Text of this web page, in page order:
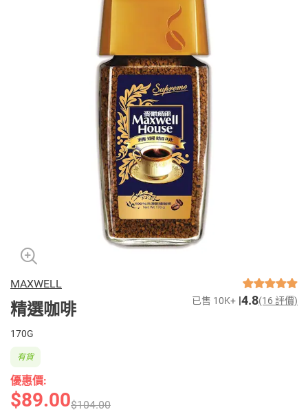
MAXWELL
精選咖啡 已售 10K+ 4.8(16 評價)
170G
優惠價:
$89.00$104.00
有貨